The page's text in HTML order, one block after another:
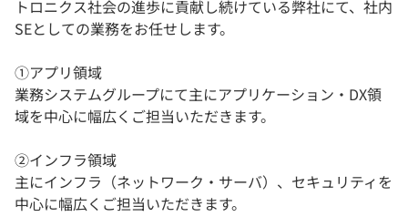
トロニクス社会の進歩に貢献し続けている弊社にて、社内
SEとしての業務をお任せします。
①アプリ領域
業務システムグループにて主にアプリケーション・DX領
域を中心に幅広くご担当いただきます。
②インフラ領域
主にインフラ（ネットワーク・サーバ）、セキュリティを
中心に幅広くご担当いただきます。